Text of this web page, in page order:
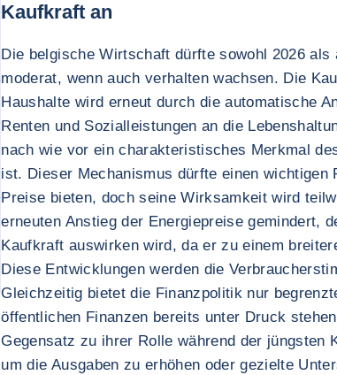
Kaufkraft an
Die belgische Wirtschaft dürfte sowohl 2026 als
moderat, wenn auch verhalten wachsen. Die
Haushalte wird erneut durch die automatische
Renten und Sozialleistungen an die
nach wie vor ein charakteristisches Merkmal
ist. Dieser Mechanismus dürfte einen wichtigen
Preise bieten, doch seine Wirksamkeit wird
erneuten Anstieg der Energiepreise gemindert,
Kaufkraft auswirken wird, da er zu einem
Diese Entwicklungen werden die
Gleichzeitig bietet die Finanzpolitik nur
öffentlichen Finanzen bereits unter Druck
Gegensatz zu ihrer Rolle während der jüngsten
um die Ausgaben zu erhöhen oder gezielte